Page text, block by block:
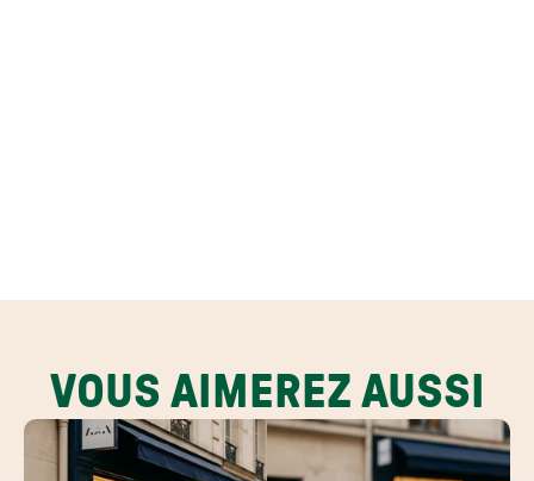
VOUS AIMEREZ AUSSI